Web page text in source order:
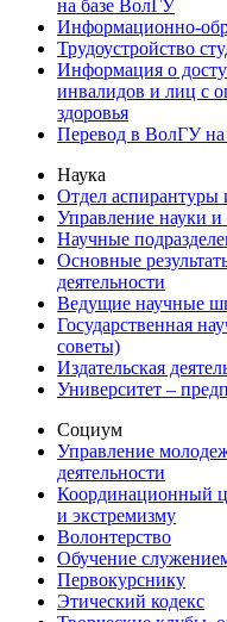
на базе ВолГУ
Информационно-
Трудоустройство
Информация о
инвалидов и лиц с
здоровья
Перевод в ВолГУ
Наука
Отдел аспирантуры
Управление науки
Научные
Основные
деятельности
Ведущие научные
Государственная
советы)
Издательская
Университет –
Социум
Управление
деятельности
Координационный
и экстремизму
Волонтерство
Обучение
Первокурснику
Этический кодекс